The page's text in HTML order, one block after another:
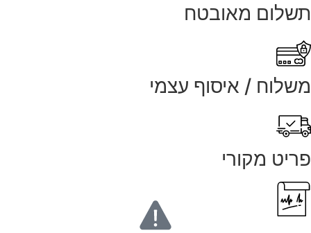
מאובטח
/ איסוף עצמי
מקורי